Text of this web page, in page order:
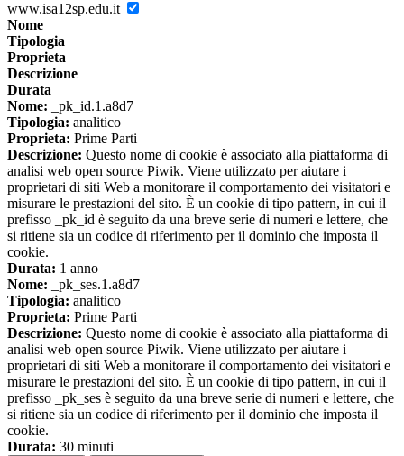
www.isa12sp.edu.it
Nome
Tipologia
Proprieta
Descrizione
Durata
Nome: _pk_id.1.a8d7
Tipologia: analitico
Proprieta: Prime Parti
Descrizione: Questo nome di cookie è associato alla piattaforma di
analisi web open source Piwik. Viene utilizzato per aiutare i
proprietari di siti Web a monitorare il comportamento dei visitatori e
misurare le prestazioni del sito. È un cookie di tipo pattern, in cui il
prefisso _pk_id è seguito da una breve serie di numeri e lettere, che
si ritiene sia un codice di riferimento per il dominio che imposta il
cookie.
Durata: 1 anno
Nome: _pk_ses.1.a8d7
Tipologia: analitico
Proprieta: Prime Parti
Descrizione: Questo nome di cookie è associato alla piattaforma di
analisi web open source Piwik. Viene utilizzato per aiutare i
proprietari di siti Web a monitorare il comportamento dei visitatori e
misurare le prestazioni del sito. È un cookie di tipo pattern, in cui il
prefisso _pk_ses è seguito da una breve serie di numeri e lettere, che
si ritiene sia un codice di riferimento per il dominio che imposta il
cookie.
Durata: 30 minuti